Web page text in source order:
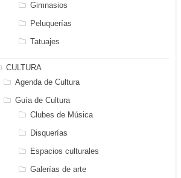
Gimnasios
Peluquerías
Tatuajes
CULTURA
Agenda de Cultura
Guía de Cultura
Clubes de Música
Disquerías
Espacios culturales
Galerías de arte